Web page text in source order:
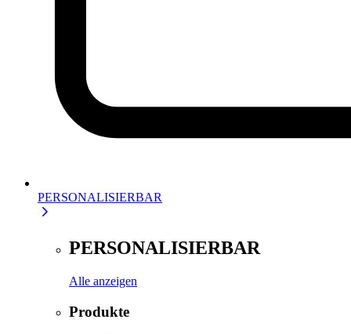
PERSONALISIERBAR
PERSONALISIERBAR
Alle anzeigen
Produkte